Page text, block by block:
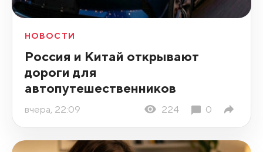
НОВОСТИ
Россия и Китай открывают
дороги для
автопутешественников
вчера, 22:09 224 0